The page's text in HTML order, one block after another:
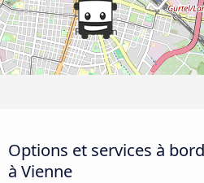
Options et services à
à Vienne